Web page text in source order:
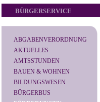
BÜRGERSERVICE
ABGABENVERORDNUNG
AKTUELLES
AMTSSTUNDEN
BAUEN & WOHNEN
BILDUNGSWESEN
BÜRGERBUS